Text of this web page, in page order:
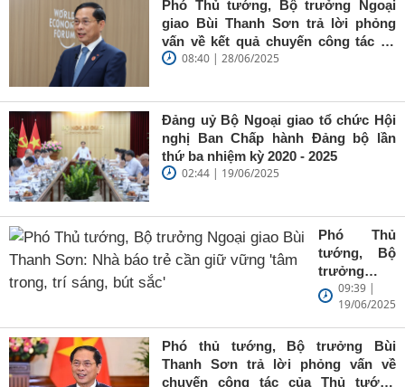
Phó Thủ tướng, Bộ trưởng Ngoại
giao Bùi Thanh Sơn trả lời phỏng
vấn về kết quả chuyến công tác tại
Trung Quốc của Thủ tướng Chính
08:40 | 28/06/2025
Đảng uỷ Bộ Ngoại giao tổ chức Hội
nghị Ban Chấp hành Đảng bộ lần
thứ ba nhiệm kỳ 2020 - 2025
02:44 | 19/06/2025
Phó Thủ
tướng, Bộ
trưởng
Ngoại giao
Bùi Thanh
Sơn: Nhà
báo trẻ cần
giữ vững
'tâm trong,
09:39 |
19/06/2025
Phó thủ tướng, Bộ trưởng Bùi
Thanh Sơn trả lời phỏng vấn về
chuyến công tác của Thủ tướng